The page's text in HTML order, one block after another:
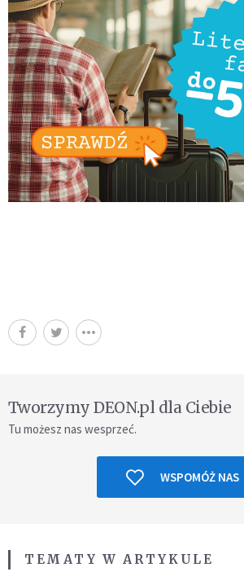
Tworzymy DEON.pl dla Ciebie
Tu możesz nas wesprzeć.
WSPOMÓŻ NAS
TEMATY W ARTYKULE